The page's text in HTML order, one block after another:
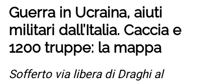
Guerra in Ucraina, aiuti
militari dall’Italia. Caccia e
1200 truppe: la mappa
Sofferto via libera di Draghi al